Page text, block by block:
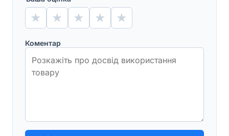
★ ★ ★ ★ ★
Коментар